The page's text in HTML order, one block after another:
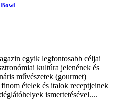
egyik legfontosabb céljai
kultúra jelenének és
művészetek (gourmet)
ételek és italok receptjeinek
ismertetésével....